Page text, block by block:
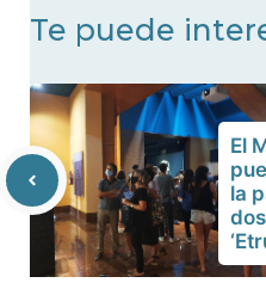
Te puede
El
la